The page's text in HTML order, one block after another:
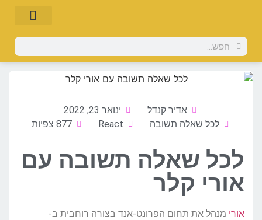
אדיר קנדל
ינואר 23, 2022
לכל שאלה תשובה
React 877 צפיות
לכל שאלה תשובה עם
אורי קלר
אורי מנהל את תחום הפרונט-אנד בצורה רוחבית ב-